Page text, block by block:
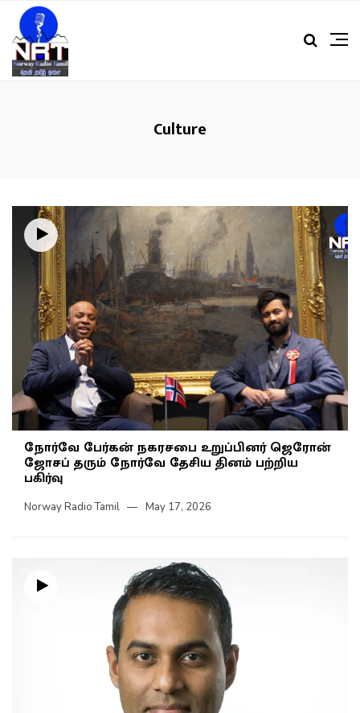
Culture
நோர்வே பேர்கன் நகரசபை உறுப்பினர் ஜெரோன்
ஜோசப் தரும் நோர்வே தேசிய தினம் பற்றிய
பகிர்வு
Norway Radio Tamil May 17, 2026